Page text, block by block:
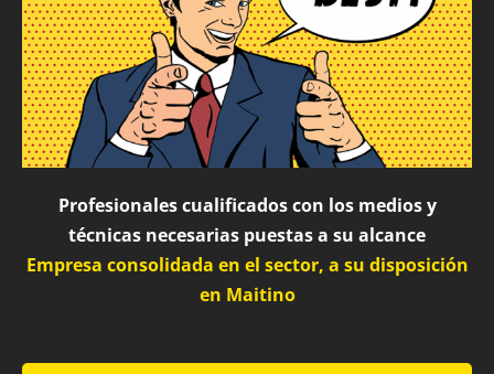
Profesionales cualificados con los medios y
técnicas necesarias puestas a su alcance
Empresa consolidada en el sector, a su disposición
en Maitino